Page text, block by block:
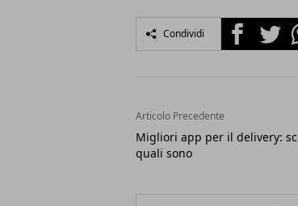
Condividi FacebookTwitter
Articolo Precedente
Migliori app per il delivery:
quali sono